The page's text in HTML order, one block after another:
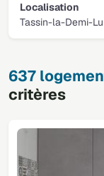
Localisation
Tassin-la-Demi-
637
critères